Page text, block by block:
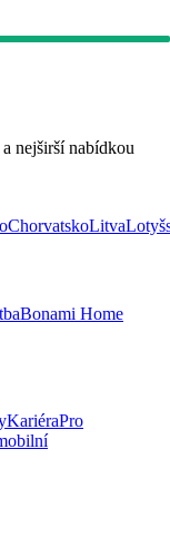
nejširší nabídkou
ChorvatskoLitva
Bonami Home
KariéraPro